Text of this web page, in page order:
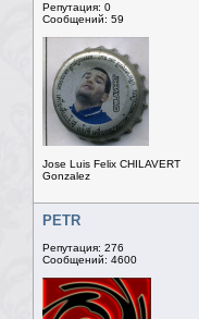
Репутация: 0
Сообщений: 59
Jose Luis Felix CHILAVERT
Gonzalez
PETR
Репутация: 276
Сообщений: 4600